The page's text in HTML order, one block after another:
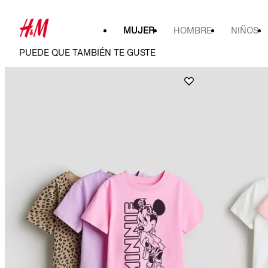
MUJER HOMBRE NIÑOS
PUEDE QUE TAMBIÉN TE GUSTE